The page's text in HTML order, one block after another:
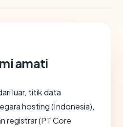
amati
luar, titik data
hosting (Indonesia),
registrar (PT Core